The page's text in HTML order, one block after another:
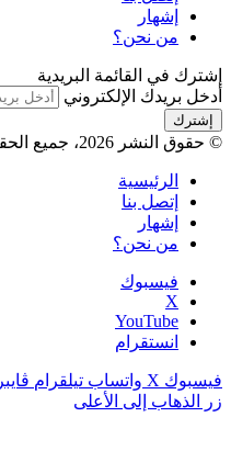
إشهار
من نحن؟
إشترك في القائمة البريدية
أدخل بريدك الإلكتروني
© حقوق النشر 2026، جميع الحقوق محفوظة |
الرئيسية
إتصل بنا
إشهار
من نحن؟
فيسبوك
‫X
‫YouTube
انستقرام
فيسبوك ‫X واتساب تيلقرام ڤايبر
زر الذهاب إلى الأعلى